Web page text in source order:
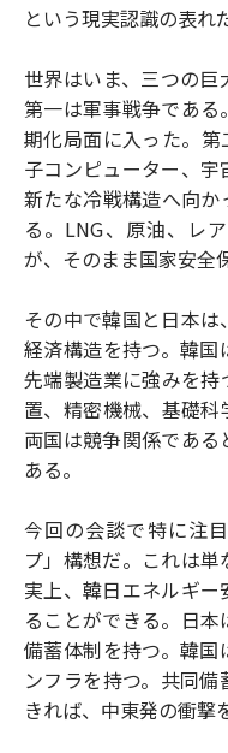
という現実認識の表れ
世界はいま、三つの巨
第一は軍事戦争であ
期化局面に入った。
子コンピューター、宇
新たな冷戦構造へ向
る。LNG、原油、レ
が、そのまま国家安全
その中で韓国と日本
経済構造を持つ。韓国
先端製造業に強みを
置、精密機械、基礎科
両国は競争関係であ
ある。
今回の会談で特に注
プ」構想だ。これは
実上、韓日エネルギ
ることができる。日
備蓄体制を持つ。韓
ンフラを持つ。共同
きれば、中東発の衝撃